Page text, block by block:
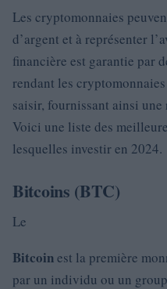
Les cryptomonnaies
d’argent et à représenter
financière est garantie par
rendant les
saisir, fournissant ainsi une
Voici une liste des
lesquelles investir en 2024.
Bitcoins (BTC)
Le
Bitcoinest la première
par un individu ou un